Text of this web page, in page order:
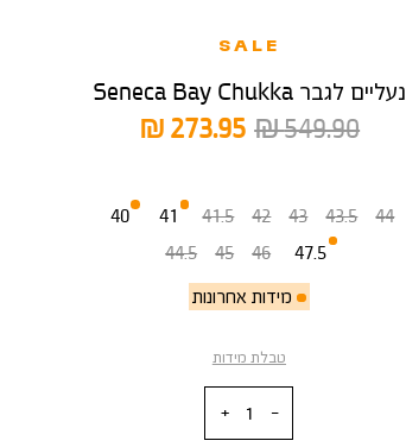
SALE
נעליים לגבר Seneca Bay Chukka
מחיר
273.95 ₪
מחיר
549.90 ₪
40
מידות אחרונות
41 41.5 42 43 43.5
44
44.5
45 46 47.5
טבלת מידות